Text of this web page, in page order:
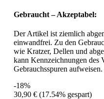
Gebraucht – Akzeptabel:
Der Artikel ist ziemlich
einwandfrei. Zu den
wie Kratzer, Dellen und
kann Kennzeichnungen des
Gebrauchsspuren aufweisen.
-18%
30,90 € (17.54% gespart)